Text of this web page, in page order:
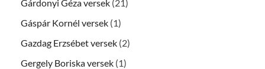
Gárdonyi Géza versek (21)
Gáspár Kornél versek (1)
Gazdag Erzsébet versek (2)
Gergely Boriska versek (1)